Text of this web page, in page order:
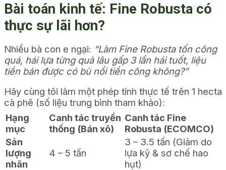
Bài toán kinh tế: Fine Robusta có
thực sự lãi hơn?
Nhiều bà con e ngại: “Làm Fine Robusta tốn công
quá, hái lựa từng quả lâu gấp 3 lần hái tuốt, liệu
tiền bán được có bù nổi tiền công không?”
Hãy cùng tôi làm một phép tính thực tế trên 1 hecta
cà phê (số liệu trung bình tham khảo):
Hạng
mục
Canh tác truyền
thống (Bán xô)
Canh tác Fine
Robusta (ECOMCO)
Sản
lượng
nhân
4 – 5 tấn
3 – 3.5 tấn (Giảm do
lựa kỹ & sơ chế hao
hụt)